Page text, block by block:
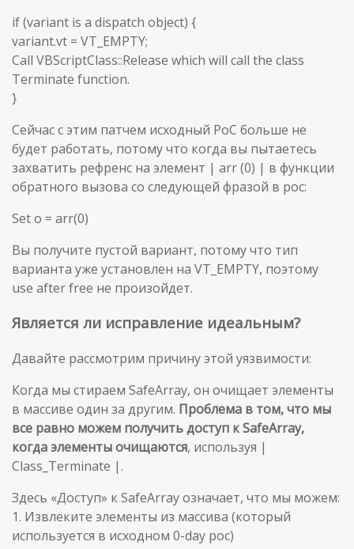
if (variant is a dispatch object) {
variant.vt = VT_EMPTY;
Call VBScriptClass::Release which will call the class
Terminate function.
}
Сейчас с этим патчем исходный PoC больше не
будет работать, потому что когда вы пытаетесь
захватить рефренс на элемент | arr (0) | в функции
обратного вызова со следующей фразой в poc:
Set o = arr(0)
Вы получите пустой вариант, потому что тип
варианта уже установлен на VT_EMPTY, поэтому
use after free не произойдет.
Является ли исправление идеальным?
Давайте рассмотрим причину этой уязвимости:
Когда мы стираем SafeArray, он очищает элементы
в массиве один за другим. Проблема в том, что мы
все равно можем получить доступ к SafeArray,
когда элементы очищаются, используя |
Class_Terminate |.
Здесь «Доступ» к SafeArray означает, что мы можем:
1. Извлеките элементы из массива (который
используется в исходном 0-day poc)